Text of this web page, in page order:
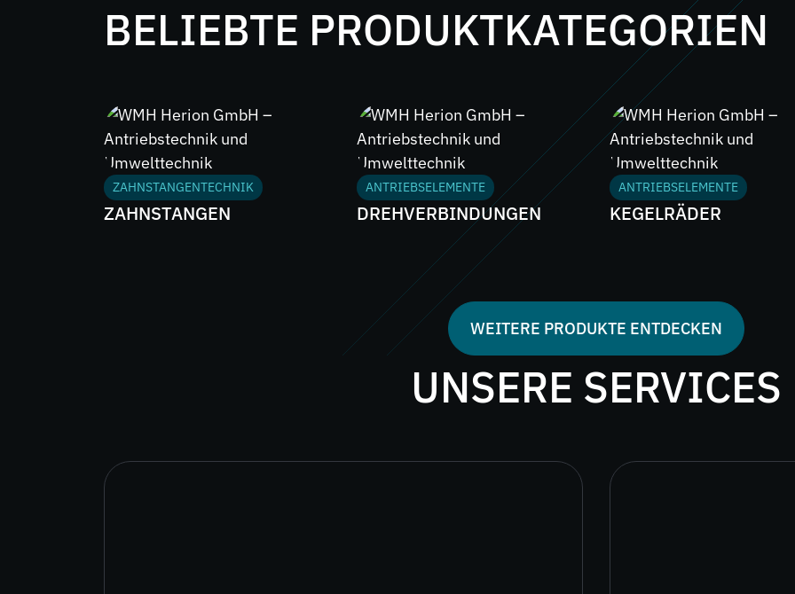
BELIEBTE PRODUKTKATEGORIEN
ZAHNSTANGENTECHNIK
ZAHNSTANGEN
ANTRIEBSELEMENTE
DREHVERBINDUNGEN
ANTRIEBSELEMENTE
KEGELRÄDER
WEITERE PRODUKTE ENTDECKEN
UNSERE SERVICES